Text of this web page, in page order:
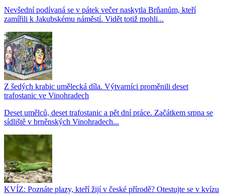
Nevšední podívaná se v pátek večer naskytla Brňanům, kteří
zamířili k Jakubskému náměstí. Vidět totiž mohli...
Z šedých krabic umělecká díla. Výtvarníci proměnili deset
trafostanic ve Vinohradech
Deset umělců, deset trafostanic a pět dní práce. Začátkem srpna se
sídliště v brněnských Vinohradech...
KVÍZ: Poznáte plazy, kteří žijí v české přírodě? Otestujte se v kvízu